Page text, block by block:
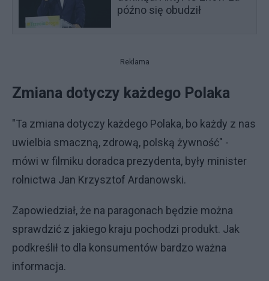
późno się obudził
Reklama
Zmiana dotyczy każdego Polaka
"Ta zmiana dotyczy każdego Polaka, bo każdy z nas
uwielbia smaczną, zdrową, polską żywność" -
mówi w filmiku doradca prezydenta, były minister
rolnictwa Jan Krzysztof Ardanowski.
Zapowiedział, że na paragonach będzie można
sprawdzić z jakiego kraju pochodzi produkt. Jak
podkreślił to dla konsumentów bardzo ważna
informacja.